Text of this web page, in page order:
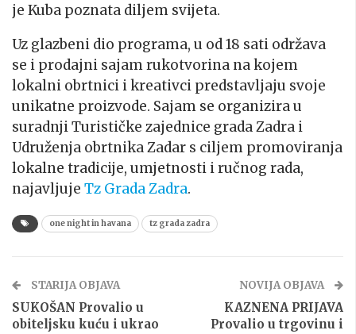
je Kuba poznata diljem svijeta.
Uz glazbeni dio programa, u od 18 sati održava
se i prodajni sajam rukotvorina na kojem
lokalni obrtnici i kreativci predstavljaju svoje
unikatne proizvode. Sajam se organizira u
suradnji Turističke zajednice grada Zadra i
Udruženja obrtnika Zadar s ciljem promoviranja
lokalne tradicije, umjetnosti i ručnog rada,
najavljuje Tz Grada Zadra.
one night in havana tz grada zadra
STARIJA OBJAVA
SUKOŠAN Provalio u
obiteljsku kuću i ukrao
NOVIJA OBJAVA
KAZNENA PRIJAVA
Provalio u trgovinu i